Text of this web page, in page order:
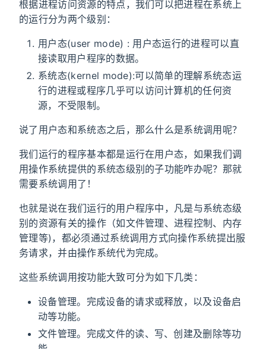
根据进程访问资源的特点，我们可以把进程在系统上
的运行分为两个级别：
用户态(user mode) : 用户态运行的进程可以直
接读取用户程序的数据。
系统态(kernel mode):可以简单的理解系统态运
行的进程或程序几乎可以访问计算机的任何资
源，不受限制。
说了用户态和系统态之后，那么什么是系统调用呢？
我们运行的程序基本都是运行在用户态，如果我们调
用操作系统提供的系统态级别的子功能咋办呢？那就
需要系统调用了！
也就是说在我们运行的用户程序中，凡是与系统态级
别的资源有关的操作（如文件管理、进程控制、内存
管理等)，都必须通过系统调用方式向操作系统提出服
务请求，并由操作系统代为完成。
这些系统调用按功能大致可分为如下几类：
设备管理。完成设备的请求或释放，以及设备启
动等功能。
文件管理。完成文件的读、写、创建及删除等功